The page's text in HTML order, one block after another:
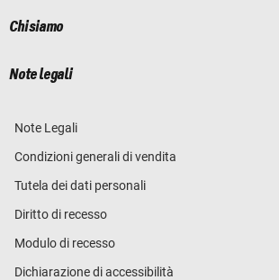
Chi siamo
Note legali
Note Legali
Condizioni generali di vendita
Tutela dei dati personali
Diritto di recesso
Modulo di recesso
Dichiarazione di accessibilità